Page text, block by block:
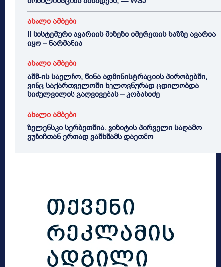
ახალი ამბები
II სისტემური ავარიის მიზეზი იმერეთის ხაზზე ავარია
იყო – ნარმანია
ახალი ამბები
აშშ-ის საელჩო, წინა ადმინისტრაციის პირობებში,
ვინც საქართველოში ხელოვნურად ცდილობდა
სიძულვილის გაღვივებას – კობახიძე
ახალი ამბები
ზელენსკი სერბეთშია. ვიზიტის პირველი საღამო
ვუჩიჩთან ერთად ვაშხშამს დაეთმო